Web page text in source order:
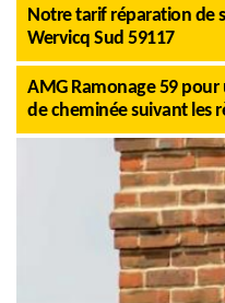
Notre tarif réparation de
Wervicq Sud 59117
AMG Ramonage 59
de cheminée suivant les